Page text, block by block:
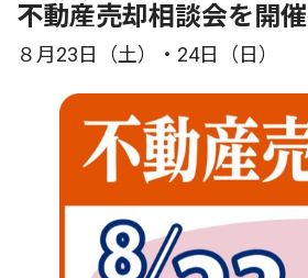
不動産売却相談会を開催
８月23日（土）・24日（日）